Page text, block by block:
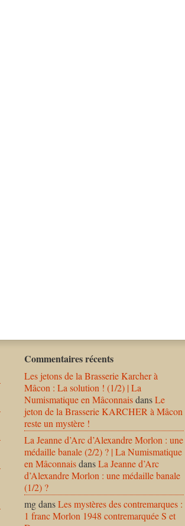
Commentaires récents
Les jetons de la Brasserie Karcher à
Mâcon : La solution ! (1/2) | La
Numismatique en MâconnaisdansLe
jeton de la Brasserie KARCHER à Mâcon
reste un mystère !
La Jeanne d’Arc d’Alexandre Morlon : une
médaille banale (2/2) ? | La Numismatique
en MâconnaisdansLa Jeanne d’Arc
d’Alexandre Morlon : une médaille banale
(1/2) ?
mgdansLes mystères des contremarques :
1 franc Morlon 1948 contremarquée S et